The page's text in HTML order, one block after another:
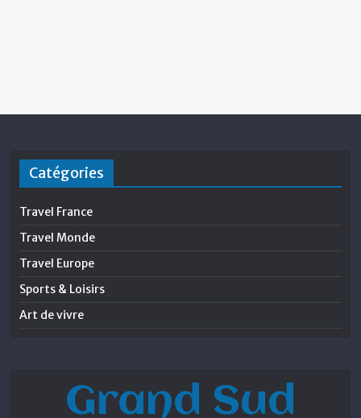
Catégories
Travel France
Travel Monde
Travel Europe
Sports & Loisirs
Art de vivre
Grand Sud